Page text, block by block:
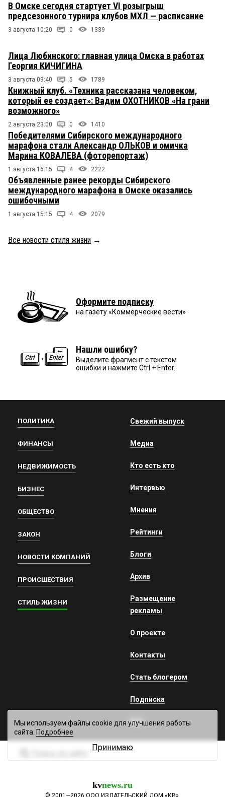
В Омске сегодня стартует VI розыгрыш
предсезонного турнира клубов МХЛ — расписание
3 августа 10:20 0 1339
Лица Любинского: главная улица Омска в работах
Георгия КИЧИГИНА
3 августа 09:40 5 1789
Книжный клуб. «Техника рассказана человеком,
который ее создает»: Вадим ОХОТНИКОВ «На грани
возможного»
2 августа 23:00 0 1410
Победителями Сибирского международного
марафона стали Александр ОЛЬКОВ и омичка
Марина КОВАЛЕВА (фоторепортаж)
1 августа 16:15 4 2222
Объявленные ранее рекорды Сибирского
международного марафона в Омске оказались
ошибочными
1 августа 15:15 4 2079
Все новости стиля жизни →
Оформите подписку
на газету «Коммерческие вести»
Нашли ошибку?
Выделите фрагмент с текстом
ошибки и нажмите Ctrl + Enter.
ПОЛИТИКА
ФИНАНСЫ
НЕДВИЖИМОСТЬ
БИЗНЕС
ОБЩЕСТВО
ЗАКОН
НОВОСТИ КОМПАНИЙ
ПРОИСШЕСТВИЯ
СТИЛЬ ЖИЗНИ
Свежий выпуск
Медиа
Кто есть кто
Интервью
Мнения
Рейтинги
Блоги
Архив
Размещение
рекламы
О проекте
Контакты
Стать блогером
Подписка
RSS
kvnews.ru
© 2001—2026 ООО ИЗДАТЕЛЬСКИЙ ДОМ «КВ».
Мы используем файлы cookie для улучшения работы
сайта. Подробнее
Принимаю